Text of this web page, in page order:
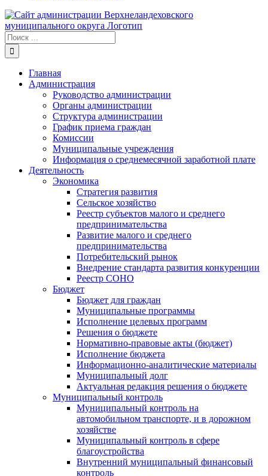
Результат
поиска:
Главная
Администрация
Руководство администрации
Органы администрации
Структура администрации
График приема граждан
Комиссии
Муниципальные учреждения
Информация о среднемесячной заработной плате
Деятельность
Экономика
Стратегия развития
Сельское хозяйство
Реестр субъектов малого и среднего
предпринимательства
Развитие малого и среднего
предпринимательства
Потребительский рынок
Внедрение стандарта развития конкуренции
Реестр СОНО
Бюджет
Бюджет для граждан
Муниципальные программы
Исполнение целевых программ
Решения о бюджете
Нормативно-правовые акты (бюджет)
Исполнение бюджета
Информационно-аналитические материалы
Муниципальный долг
Актуальная редакция решения о бюджете
Муниципальный контроль
Муниципальный контроль на
автомобильном транспорте, и в дорожном
хозяйстве
Муниципальный контроль в сфере
благоустройства
Внутренний муниципальный финансовый
контроль